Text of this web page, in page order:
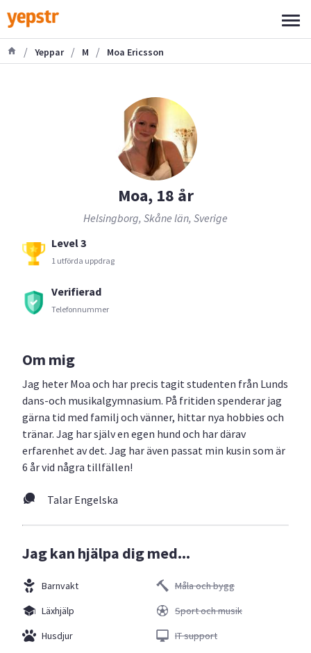
/ Yeppar / M / Moa Ericsson
Moa, 18 år
Helsingborg, Skåne län, Sverige
Level 3
1 utförda uppdrag
Verifierad
Telefonnummer
Om mig
Jag heter Moa och har precis tagit studenten från Lunds
dans-och musikalgymnasium. På fritiden spenderar jag
gärna tid med familj och vänner, hittar nya hobbies och
tränar. Jag har själv en egen hund och har därav
erfarenhet av det. Jag har även passat min kusin som är
6 år vid några tillfällen!
Talar Engelska
Jag kan hjälpa dig med...
Barnvakt
Läxhjälp
Husdjur
Måla och bygg
Sport och musik
IT support